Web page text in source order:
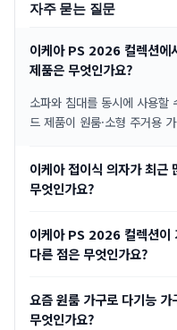
자주 묻는 질문
이케아 PS 2026 컬렉션에
제품은 무엇인가요?
소파와 침대를 동시에 사용할
드 제품이 원룸·소형 주거용
이케아 접이식 의자가 최근
무엇인가요?
이케아 PS 2026 컬렉션이
다른 점은 무엇인가요?
요즘 원룸 가구로 다기능 가
무엇인가요?